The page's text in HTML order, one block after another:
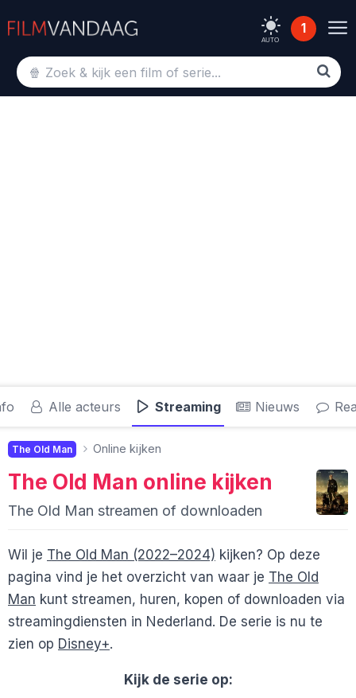
AUTO
1
Alle acteurs Streaming Nieuws
The Old Man Online kijken
The Old Man online kijken
The Old Man streamen of downloaden
Wil je The Old Man (2022–2024) kijken? Op deze
pagina vind je het overzicht van waar je The Old
Man kunt streamen, huren, kopen of downloaden via
streamingdiensten in Nederland. De serie is nu te
zien op Disney+.
Kijk de serie op: